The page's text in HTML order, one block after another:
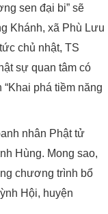
sen đại bi” sẽ
Khánh, xã Phù Lưu
chủ nhật, TS
sự quan tâm có
phá tiềm năng
nhân Phật tử
Hùng. Mong sao,
chương trình bổ
Hội, huyện